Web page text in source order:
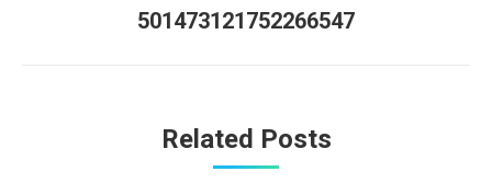
Publicación
501473121752266547
Related Posts